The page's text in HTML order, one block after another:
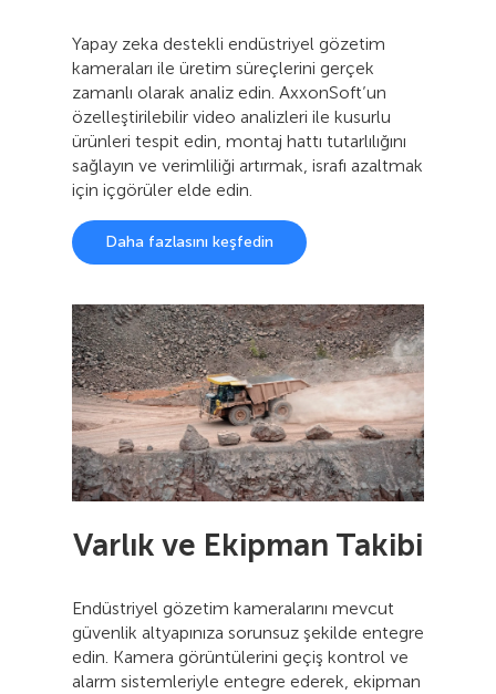
Yapay zeka destekli endüstriyel gözetim
kameraları ile üretim süreçlerini gerçek
zamanlı olarak analiz edin. AxxonSoft’un
özelleştirilebilir video analizleri ile kusurlu
ürünleri tespit edin, montaj hattı tutarlılığını
sağlayın ve verimliliği artırmak, israfı azaltmak
için içgörüler elde edin.
Daha fazlasını keşfedin
Varlık ve Ekipman Takibi
Endüstriyel gözetim kameralarını mevcut
güvenlik altyapınıza sorunsuz şekilde entegre
edin. Kamera görüntülerini geçiş kontrol ve
alarm sistemleriyle entegre ederek, ekipman